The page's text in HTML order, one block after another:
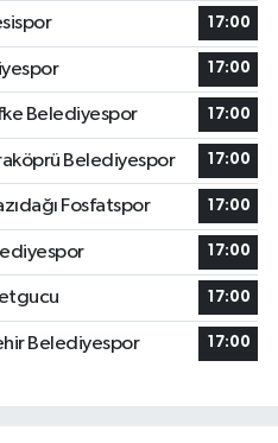
17:00
17:00
Belediyespor 17:00
Belediyespor 17:00
Fosfatspor 17:00
17:00
17:00
Belediyespor 17:00